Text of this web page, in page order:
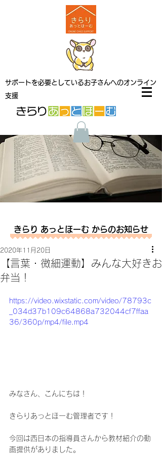
サポートを必要としているお子さんへのオンライン
支援
きらり あっとほーむ からのお知らせ
【言葉・微細運動】みんな大好きお
弁当！
2020年11月20日
https://video.wixstatic.com/video/78793c
_034d37b109c64868a732044cf7ffaa
36/360p/mp4/file.mp4
みなさん、こんにちは！
きらりあっとほーむ管理者です！
今回は西日本の指導員さんから教材紹介の動
画提供がありました。